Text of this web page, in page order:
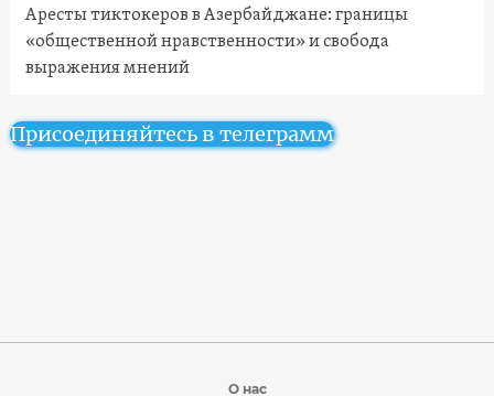
Аресты тиктокеров в Азербайджане: границы
«общественной нравственности» и свобода
выражения мнений
Присоединяйтесь в телеграмм
О нас